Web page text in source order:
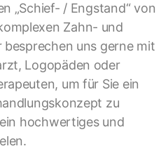
„Schief- / Engstand“ von
Zahn- und
uns gerne mit
Logopäden oder
um für Sie ein
zu
hochwertiges und